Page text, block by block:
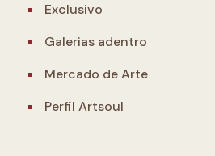
Exclusivo
Galerias adentro
Mercado de Arte
Perfil Artsoul